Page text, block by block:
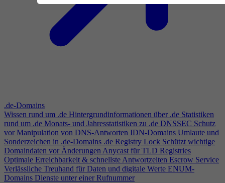
.de-Domains
Wissen rund um .de Hintergrundinformationen über .de Statistiken
rund um .de Monats- und Jahresstatistiken zu .de DNSSEC Schutz
vor Manipulation von DNS-Antworten IDN-Domains Umlaute und
Sonderzeichen in .de-Domains .de Registry Lock Schützt wichtige
Domaindaten vor ÄnderungenAnycast für TLD Registries
Optimale Erreichbarkeit & schnellste Antwortzeiten Escrow Service
Verlässliche Treuhand für Daten und digitale Werte ENUM-
Domains Dienste unter einer Rufnummer